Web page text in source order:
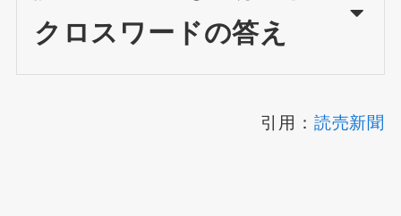
クロスワードの答え
引用： 読売新聞